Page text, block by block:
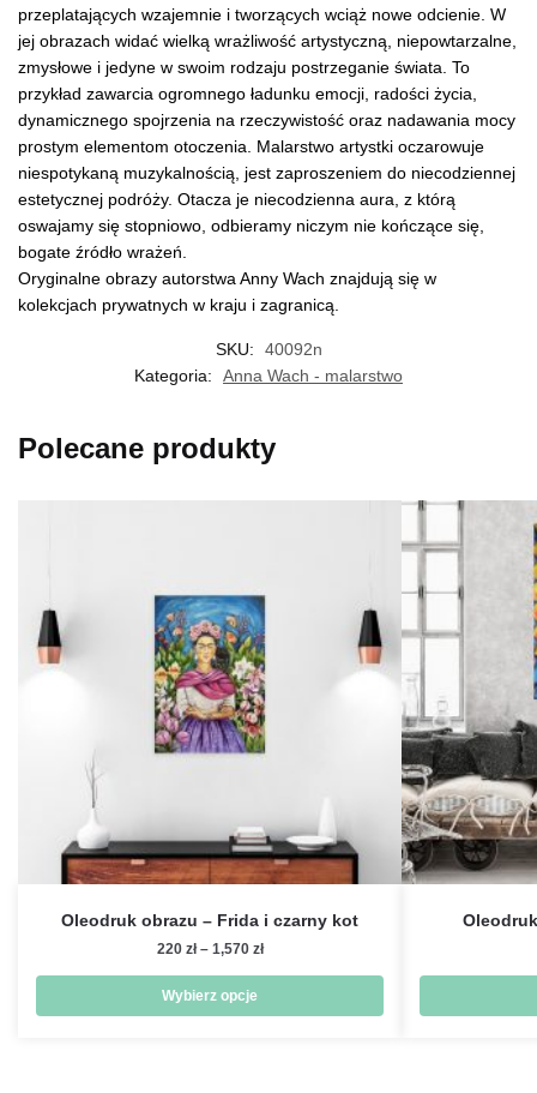
przeplatających wzajemnie i tworzących wciąż nowe odcienie. W
jej obrazach widać wielką wrażliwość artystyczną, niepowtarzalne,
zmysłowe i jedyne w swoim rodzaju postrzeganie świata. To
przykład zawarcia ogromnego ładunku emocji, radości życia,
dynamicznego spojrzenia na rzeczywistość oraz nadawania mocy
prostym elementom otoczenia. Malarstwo artystki oczarowuje
niespotykaną muzykalnością, jest zaproszeniem do niecodziennej
estetycznej podróży. Otacza je niecodzienna aura, z którą
oswajamy się stopniowo, odbieramy niczym nie kończące się,
bogate źródło wrażeń.
Oryginalne obrazy autorstwa Anny Wach znajdują się w
kolekcjach prywatnych w kraju i zagranicą.
SKU:
40092n
Kategoria:
Anna Wach - malarstwo
Polecane produkty
Oleodruk obrazu – Frida i czarny kot
220 zł – 1,570 złZakres
220 zł
Wybierz opcje